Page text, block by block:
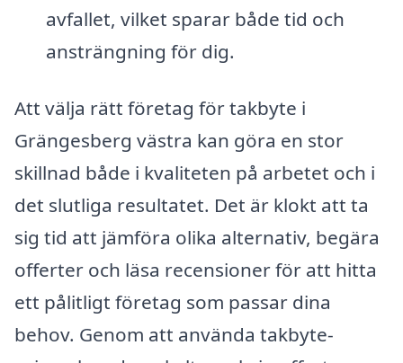
avfallet, vilket sparar både tid och
ansträngning för dig.
Att välja rätt företag för takbyte i
Grängesberg västra kan göra en stor
skillnad både i kvaliteten på arbetet och i
det slutliga resultatet. Det är klokt att ta
sig tid att jämföra olika alternativ, begära
offerter och läsa recensioner för att hitta
ett pålitligt företag som passar dina
behov. Genom att använda takbyte-